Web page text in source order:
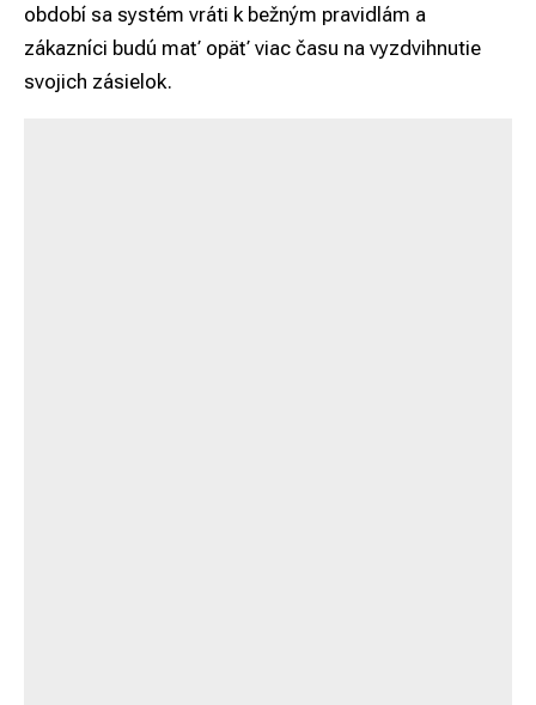
období sa systém vráti k bežným pravidlám a
zákazníci budú mať opäť viac času na vyzdvihnutie
svojich zásielok.